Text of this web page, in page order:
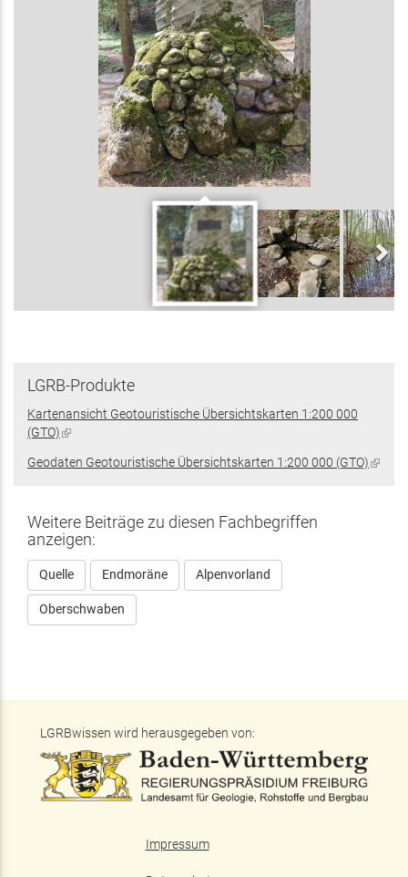
LGRB-Produkte
Kartenansicht Geotouristische Übersichtskarten 1:200 000
(GTO)(Link
extern)
Geodaten Geotouristische Übersichtskarten 1:200 000 (GTO)(Link
Weitere Beiträge zu diesen Fachbegriffen
anzeigen:
Quelle Endmoräne Alpenvorland
Oberschwaben
LGRBwissen wird herausgegeben von:
Impressum